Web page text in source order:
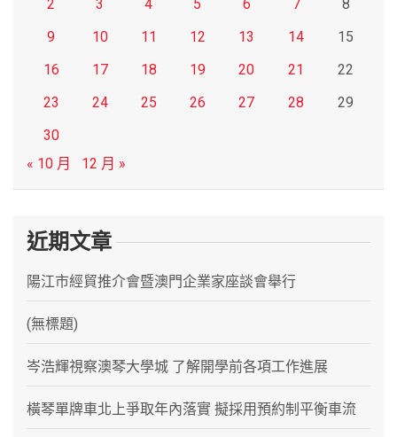
2 3 4 5 6 7
8
9
10 11 12 13 14
15
16
17 18 19 20 21
22
23
24 25 26 27 28
29
30
« 10 月
12 月 »
近期文章
陽江市經貿推介會暨澳門企業家座談會舉行
(無標題)
岑浩輝視察澳琴大學城 了解開學前各項工作進展
橫琴單牌車北上爭取年內落實 擬採用預約制平衡車流